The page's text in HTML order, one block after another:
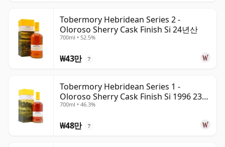
Tobermory Hebridean Series 2 -
Oloroso Sherry Cask Finish Si 24년산
700ml • 52.5%
₩43만 ?
Tobermory Hebridean Series 1 -
Oloroso Sherry Cask Finish Si 1996 23년
산
700ml • 46.3%
₩48만 ?